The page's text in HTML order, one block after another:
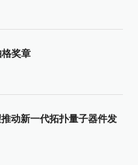
格奖章
动新一代拓扑量子器件发